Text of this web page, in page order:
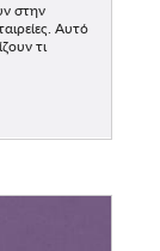
στην
Αυτό
τι